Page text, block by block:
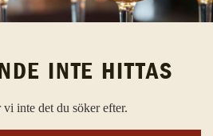
INTE HITTAS
inte det du söker efter.